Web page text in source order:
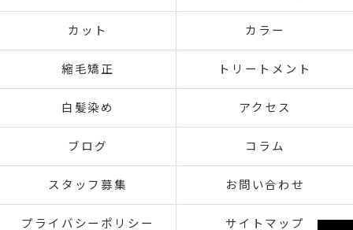
カット カラー
縮毛矯正 トリートメント
白髪染め アクセス
ブログ コラム
スタッフ募集 お問い合わせ
プライバシーポリシー サイトマップ